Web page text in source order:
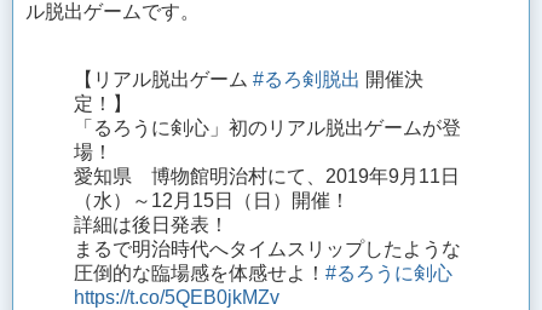
ル脱出ゲームです。
【リアル脱出ゲーム #るろ剣脱出 開催決
定！】
「るろうに剣心」初のリアル脱出ゲームが登
場！
愛知県 博物館明治村にて、2019年9月11日
（水）～12月15日（日）開催！
詳細は後日発表！
まるで明治時代へタイムスリップしたような
圧倒的な臨場感を体感せよ！ #るろうに剣心
https://t.co/5QEB0jkMZv